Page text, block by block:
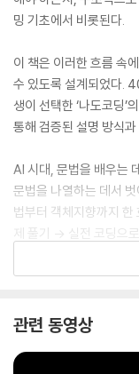
밍 기초에서 비롯된다.
이 책은 이러한 흐름 속
수 있도록 설계되었다.
생이 선택한 ‘나도코딩’
통해 검증된 설명 방식
AI 시대, 문법을 배우는
문법을 나열하는 데서
법부터 객체지향까지
제 풀기 → 실전 코딩으
을 쌓고, 문제를 이해하
대, 프로그래밍 기본기
관련 동영상